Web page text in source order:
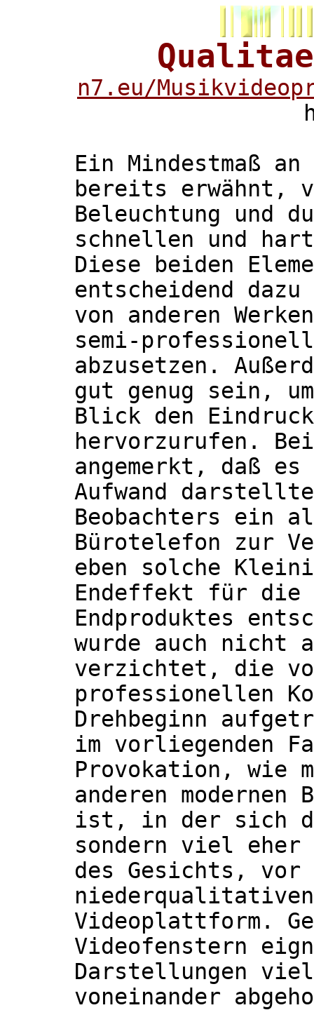
n7.eu/
Ein Mindestmaß
bereits erwähnt,
Beleuchtung und
schnellen und
Diese beiden
entscheidend
von anderen
semi-
abzusetzen.
gut genug sein,
Blick den
hervorzurufen.
angemerkt, daß es
Aufwand
Beobachters ein
Bürotelefon zur
eben solche
Endeffekt für die
Endproduktes
wurde auch nicht
verzichtet, die
professionellen
Drehbeginn
im vorliegenden
Provokation, wie
anderen modernen
ist, in der sich
sondern viel eher
des Gesichts, vor
Videoplattform.
Videofenstern
Darstellungen viel
voneinander